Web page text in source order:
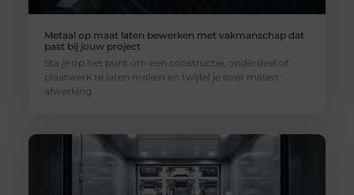
Metaal op maat laten bewerken met vakmanschap dat
past bij jouw project
Sta je op het punt om een constructie, onderdeel of
plaatwerk te laten maken en twijfel je over maten,
afwerking